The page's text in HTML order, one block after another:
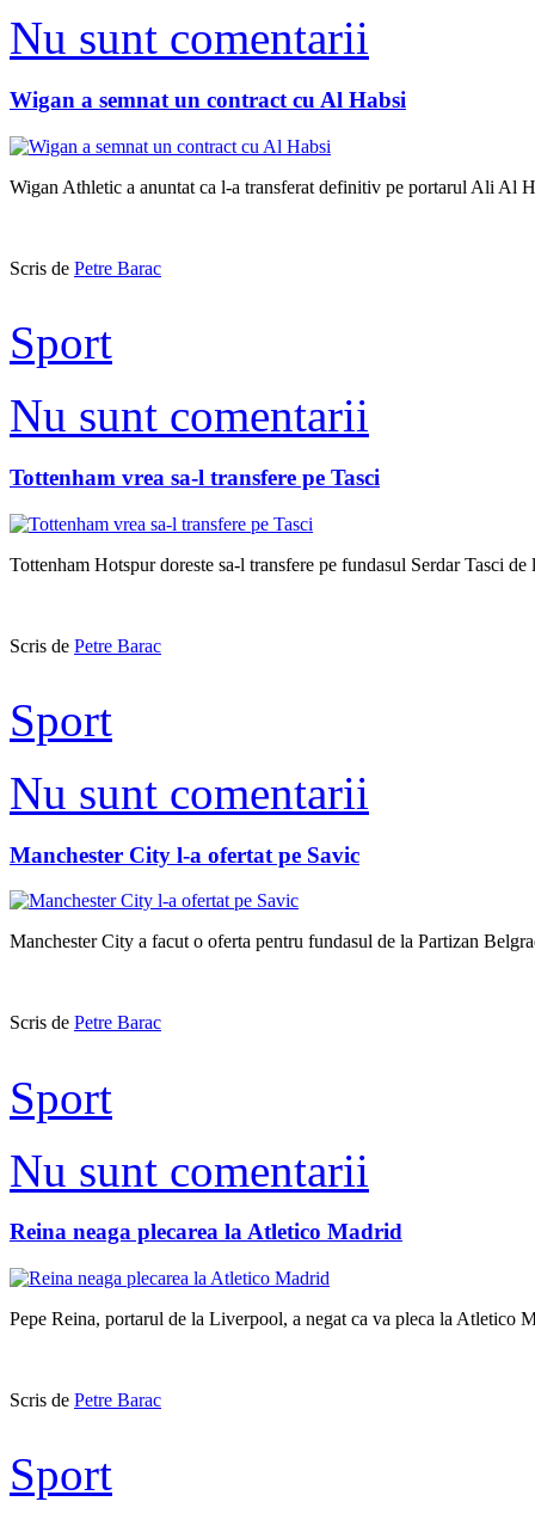
Nu sunt comentarii
Wigan a semnat un contract cu Al Habsi
Wigan Athletic a anuntat ca l-a transferat definitiv pe portarul Ali Al
Scris de Petre Barac
Sport
Nu sunt comentarii
Tottenham vrea sa-l transfere pe Tasci
Tottenham Hotspur doreste sa-l transfere pe fundasul Serdar Tasci
Scris de Petre Barac
Sport
Nu sunt comentarii
Manchester City l-a ofertat pe Savic
Manchester City a facut o oferta pentru fundasul de la Partizan
Scris de Petre Barac
Sport
Nu sunt comentarii
Reina neaga plecarea la Atletico Madrid
Pepe Reina, portarul de la Liverpool, a negat ca va pleca la Atletico
Scris de Petre Barac
Sport